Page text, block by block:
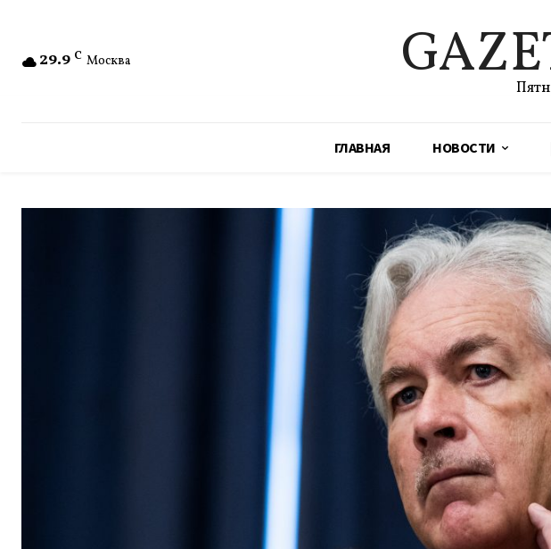
29.9 C Москва
ГЛАВНАЯ НОВОСТИ